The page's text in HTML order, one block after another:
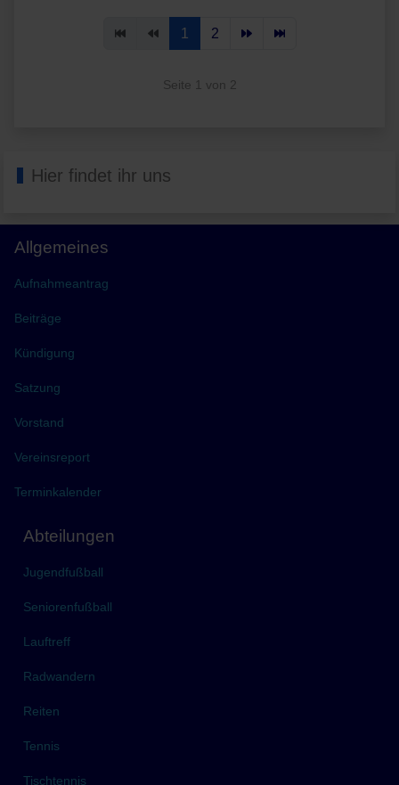
1 2
Seite 1 von 2
Hier findet ihr uns
Allgemeines
Aufnahmeantrag
Beiträge
Kündigung
Satzung
Vorstand
Vereinsreport
Terminkalender
Abteilungen
Jugendfußball
Seniorenfußball
Lauftreff
Radwandern
Reiten
Tennis
Tischtennis